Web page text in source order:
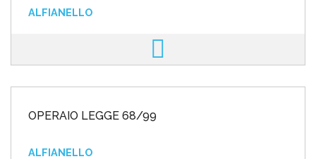
ALFIANELLO
OPERAIO LEGGE 68/99
ALFIANELLO